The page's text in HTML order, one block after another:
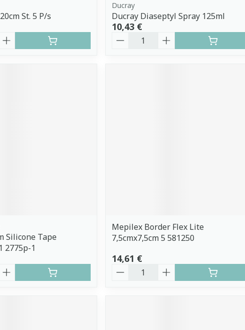
St. 5 P/s
Ducray
Ducray Diaseptyl Spray 125ml
10,43 €
Quantité
Silicone Tape
2775p-1
Mepilex Border Flex Lite
7,5cmx7,5cm 5 581250
14,61 €
Quantité